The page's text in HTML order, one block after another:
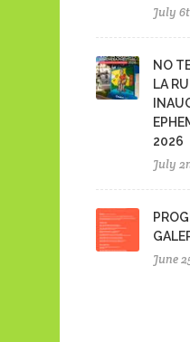
July
NO
LA
2026
July
June